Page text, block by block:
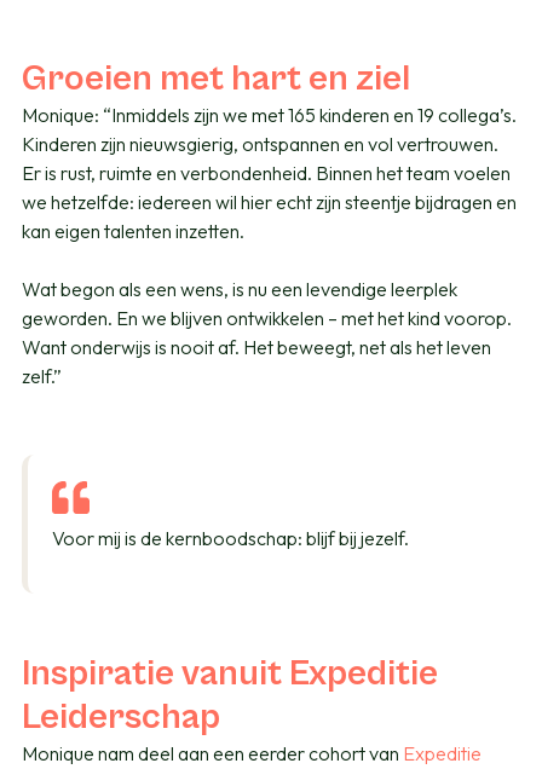
Groeien met hart en ziel
Monique: “Inmiddels zijn we met 165 kinderen en 19 collega’s.
Kinderen zijn nieuwsgierig, ontspannen en vol vertrouwen.
Er is rust, ruimte en verbondenheid. Binnen het team voelen
we hetzelfde: iedereen wil hier echt zijn steentje bijdragen en
kan eigen talenten inzetten.
Wat begon als een wens, is nu een levendige leerplek
geworden. En we blijven ontwikkelen – met het kind voorop.
Want onderwijs is nooit af. Het beweegt, net als het leven
zelf.”
Voor mij is de kernboodschap: blijf bij jezelf.
Inspiratie vanuit Expeditie
Leiderschap
Monique nam deel aan een eerder cohort van Expeditie